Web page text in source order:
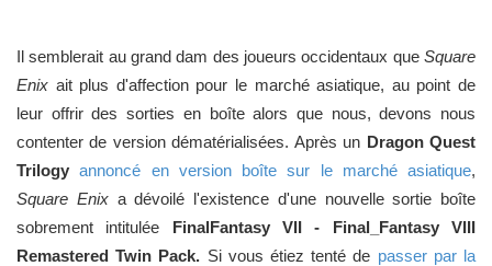
Il semblerait au grand dam des joueurs occidentaux que Square
Enix ait plus d'affection pour le marché asiatique, au point de
leur offrir des sorties en boîte alors que nous, devons nous
contenter de version dématérialisées. Après un Dragon Quest
Trilogy annoncé en version boîte sur le marché asiatique,
Square Enix a dévoilé l'existence d'une nouvelle sortie boîte
sobrement intitulée FinalFantasy VII - Final_Fantasy VIII
Remastered Twin Pack. Si vous étiez tenté de passer par la